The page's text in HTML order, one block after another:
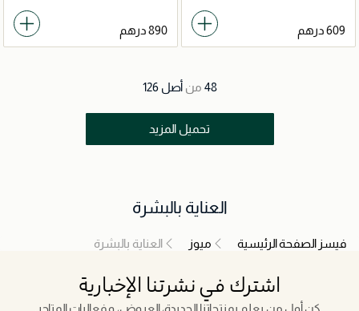
48 من أصل 126
تحميل المزيد
العناية بالبشرة
فيسز الصفحة الرئيسية ميوز العناية بالبشرة
اشترك في نشرتنا الإخبارية